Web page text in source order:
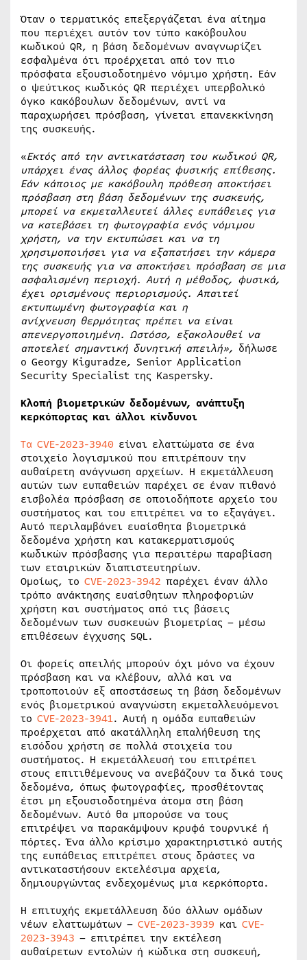
Όταν ο τερματικός επεξεργάζεται ένα αίτημα
που περιέχει αυτόν τον τύπο κακόβουλου
κωδικού QR, η βάση δεδομένων αναγνωρίζει
εσφαλμένα ότι προέρχεται από τον πιο
πρόσφατα εξουσιοδοτημένο νόμιμο χρήστη. Εάν
ο ψεύτικος κωδικός QR περιέχει υπερβολικό
όγκο κακόβουλων δεδομένων, αντί να
παραχωρήσει πρόσβαση, γίνεται επανεκκίνηση
της συσκευής.
«Εκτός από την αντικατάσταση του κωδικού QR,
υπάρχει ένας άλλος φορέας φυσικής επίθεσης.
Εάν κάποιος με κακόβουλη πρόθεση αποκτήσει
πρόσβαση στη βάση δεδομένων της συσκευής,
μπορεί να εκμεταλλευτεί άλλες ευπάθειες για
να κατεβάσει τη φωτογραφία ενός νόμιμου
χρήστη, να την εκτυπώσει και να τη
χρησιμοποιήσει για να εξαπατήσει την κάμερα
της συσκευής για να αποκτήσει πρόσβαση σε μια
ασφαλισμένη περιοχή. Αυτή η μέθοδος, φυσικά,
έχει ορισμένους περιορισμούς. Απαιτεί
εκτυπωμένη φωτογραφία και η
ανίχνευση θερμότηταςπρέπει να είναι
απενεργοποιημένη. Ωστόσο, εξακολουθεί να
αποτελεί σημαντική δυνητική απειλή», δήλωσε
ο Georgy Kiguradze, Senior Application
Security Specialist της Kaspersky.
Κλοπή βιομετρικών δεδομένων, ανάπτυξη
κερκόπορτας και άλλοι κίνδυνοι
Τα CVE-2023-3940 είναι ελαττώματα σε ένα
στοιχείο λογισμικού που επιτρέπουν την
αυθαίρετη ανάγνωση αρχείων. Η εκμετάλλευση
αυτών των ευπαθειών παρέχει σε έναν πιθανό
εισβολέα πρόσβαση σε οποιοδήποτε αρχείο του
συστήματος και του επιτρέπει να το εξαγάγει.
Αυτό περιλαμβάνει ευαίσθητα βιομετρικά
δεδομένα χρήστη και κατακερματισμούς
κωδικών πρόσβασης για περαιτέρω παραβίαση
των εταιρικών διαπιστευτηρίων.
Ομοίως, το CVE-2023-3942 παρέχει έναν άλλο
τρόπο ανάκτησης ευαίσθητων πληροφοριών
χρήστη και συστήματος από τις βάσεις
δεδομένων των συσκευών βιομετρίας – μέσω
επιθέσεων έγχυσης SQL.
Οι φορείς απειλής μπορούν όχι μόνο να έχουν
πρόσβαση και να κλέβουν, αλλά και να
τροποποιούν εξ αποστάσεως τη βάση δεδομένων
ενός βιομετρικού αναγνώστη εκμεταλλευόμενοι
το CVE-2023-3941. Αυτή η ομάδα ευπαθειών
προέρχεται από ακατάλληλη επαλήθευση της
εισόδου χρήστη σε πολλά στοιχεία του
συστήματος. Η εκμετάλλευσή του επιτρέπει
στους επιτιθέμενους να ανεβάζουν τα δικά τους
δεδομένα, όπως φωτογραφίες, προσθέτοντας
έτσι μη εξουσιοδοτημένα άτομα στη βάση
δεδομένων. Αυτό θα μπορούσε να τους
επιτρέψει να παρακάμψουν κρυφά τουρνικέ ή
πόρτες. Ένα άλλο κρίσιμο χαρακτηριστικό αυτής
της ευπάθειας επιτρέπει στους δράστες να
αντικαταστήσουν εκτελέσιμα αρχεία,
δημιουργώντας ενδεχομένως μια κερκόπορτα.
Η επιτυχής εκμετάλλευση δύο άλλων ομάδων
νέων ελαττωμάτων – CVE-2023-3939 και CVE-
2023-3943 – επιτρέπει την εκτέλεση
αυθαίρετων εντολών ή κώδικα στη συσκευή,